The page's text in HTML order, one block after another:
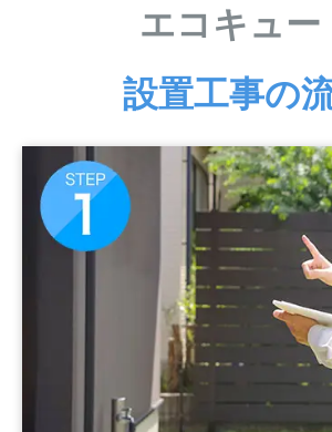
エコキュー
設置工事の